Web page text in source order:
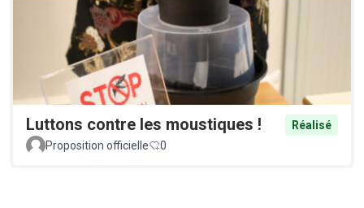
Luttons contre les moustiques !
Réalisé
Proposition officielle
0